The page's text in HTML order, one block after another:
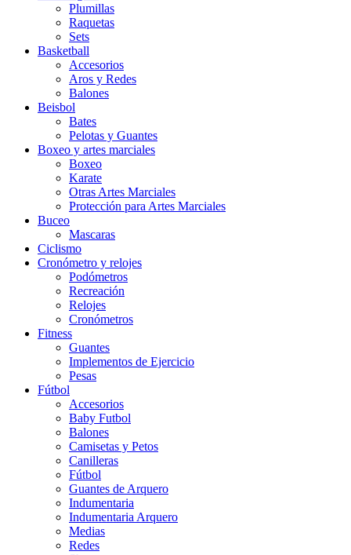
Plumillas
Raquetas
Sets
Basketball
Accesorios
Aros y Redes
Balones
Beisbol
Bates
Pelotas y Guantes
Boxeo y artes marciales
Boxeo
Karate
Otras Artes Marciales
Protección para Artes Marciales
Buceo
Mascaras
Ciclismo
Cronómetro y relojes
Podómetros
Recreación
Relojes
Cronómetros
Fitness
Guantes
Implementos de Ejercicio
Pesas
Fútbol
Accesorios
Baby Futbol
Balones
Camisetas y Petos
Canilleras
Fútbol
Guantes de Arquero
Indumentaria
Indumentaria Arquero
Medias
Redes